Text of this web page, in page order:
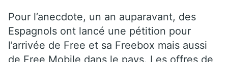
Pour l’anecdote, un an auparavant, des
Espagnols ont lancé une pétition pour
l’arrivée de Free et sa Freebox mais aussi
de Free Mobile dans le pays. Les offres de